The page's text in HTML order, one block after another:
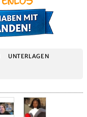
UNTERLAGEN